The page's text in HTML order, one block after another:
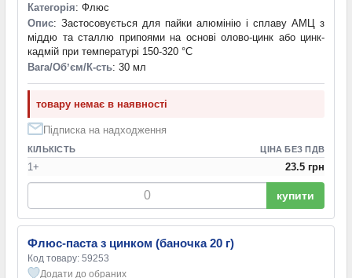
Категорія: Флюс
Опис: Застосовується для пайки алюмінію і сплаву АМЦ з
міддю та сталлю припоями на основі олово-цинк або цинк-
кадмій при температурі 150-320 °C
Вага/Обʼєм/К-сть: 30 мл
товару немає в наявності
Підписка на надходження
КІЛЬКІСТЬ ЦІНА БЕЗ ПДВ
1+ 23.5 грн
купити
Флюс-паста з цинком (баночка 20 г)
Код товару: 59253
Додати до обраних